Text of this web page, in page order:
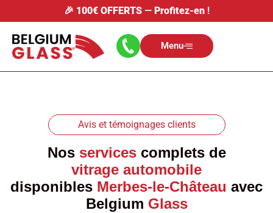
🎉 100€ OFFERTS— Profitez-en!
Menu
Avis et témoignages clients
Nos servicescomplets de
vitrage automobile
disponibles Merbes-le-Château avec
Belgium Glass